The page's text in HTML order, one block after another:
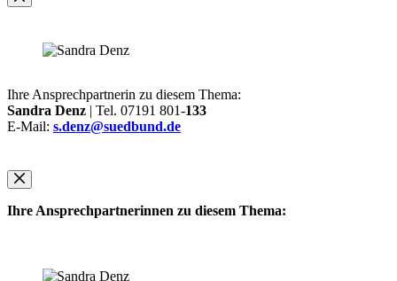
Ihre Ansprechpartnerin zu diesem Thema:
Sandra Denz | Tel. 07191 801-133
E-Mail: s.denz@suedbund.de
Ihre Ansprechpartnerinnen zu diesem Thema: